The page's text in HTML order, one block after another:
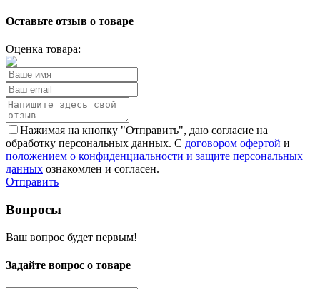
Оставьте отзыв о товаре
Оценка товара:
Нажимая на кнопку "Отправить", даю согласие на
обработку персональных данных. С договором офертой и
положением о конфиденциальности и защите персональных
данных ознакомлен и согласен.
Отправить
Вопросы
Ваш вопрос будет первым!
Задайте вопрос о товаре